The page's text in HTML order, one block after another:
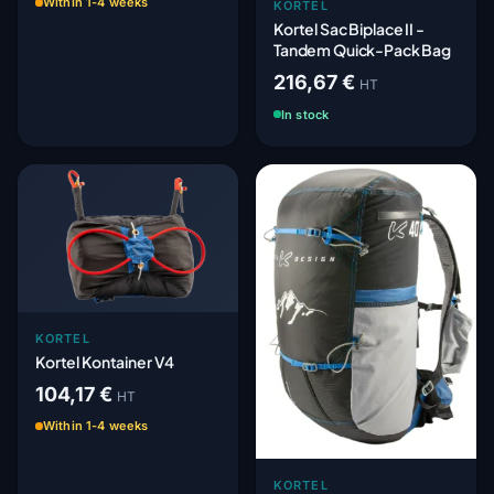
KORTEL
Kortel Sac Biplace II -
Tandem Quick-Pack Bag
216,67 € HT
In stock
KORTEL
Kortel Kontainer V4
104,17 € HT
Within 1-4 weeks
KORTEL